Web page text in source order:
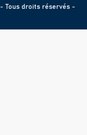
- Tous droits réservés -